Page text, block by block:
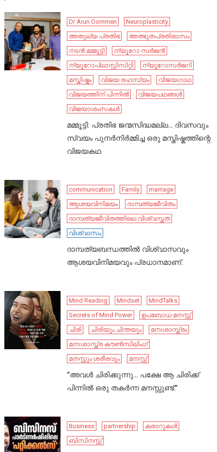
Dr Arun Oommen
Neuroplasticity
അതുല്യ പ്രതിഭ
അത്ഭുതപ്രതിഭാസം
നടൻ മമ്മൂട്ടി
ന്യൂറോ സർജൻ
ന്യൂറോപ്ലാസ്റ്റിസിറ്റി
ന്യൂറോസർജറി
മസ്തിഷ്കം
വിജയ രഹസ്യം
വിജയഗാഥ
വിജയത്തിന് പിന്നിൽ
വിജയപഥങ്ങൾ
വിജയാശംസകൾ
മമ്മൂട്ടി: പ്രതിഭ ജന്മസിദ്ധമല്ല… ദിവസവും
സ്വയം പുനർനിർമ്മിച്ച ഒരു മസ്തിഷ്കത്തിന്റെ
വിജയകഥ
communication Family
marriage
ആശയവിനിമയം
ദാമ്പത്യജീവിതം
ദാമ്പത്യജീവിതത്തിലെ വിശ്വസ്തത
വിശ്വാസം
ദാമ്പത്യബന്ധത്തിൽ വിശ്വാസവും
ആശയവിനിമയവും പ്രധാനമാണ്.
Mind Reading Mindset
MindTalks
Secrets of Mind Power
ഉപബോധ മനസ്സ്
ചിരി
ചിരിയും ചിന്തയും
മനഃശാസ്ത്രം
മനഃശാസ്ത്ര കൗൺസിലിംഗ്
മനസ്സും ശരീരവും
മനസ്സ്
“അവൾ ചിരിക്കുന്നു… പക്ഷേ ആ ചിരിക്ക്
പിന്നിൽ ഒരു തകർന്ന മനസ്സുണ്ട്.”
Business partnership
കരാറുകൾ
ബിസിനസ്സ്